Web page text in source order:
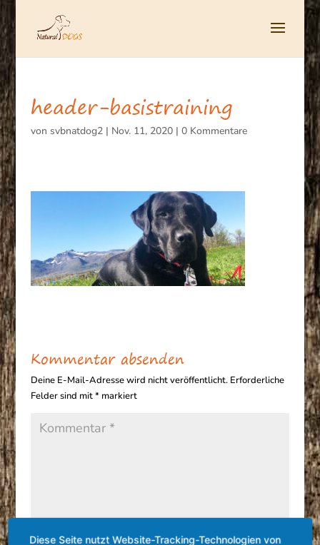
header-basistraining
von svbnatdog2| Nov. 11, 2020| 0 Kommentare
Kommentar absenden
Deine E-Mail-Adresse wird nicht veröffentlicht. Erforderliche
Felder sind mit*markiert
Diese Seite nutzt Website-Tracking-Technologien von